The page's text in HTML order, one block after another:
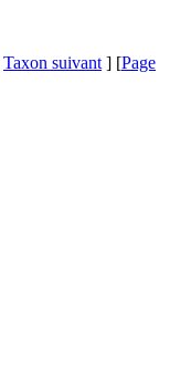
Taxon suivant ] [Page